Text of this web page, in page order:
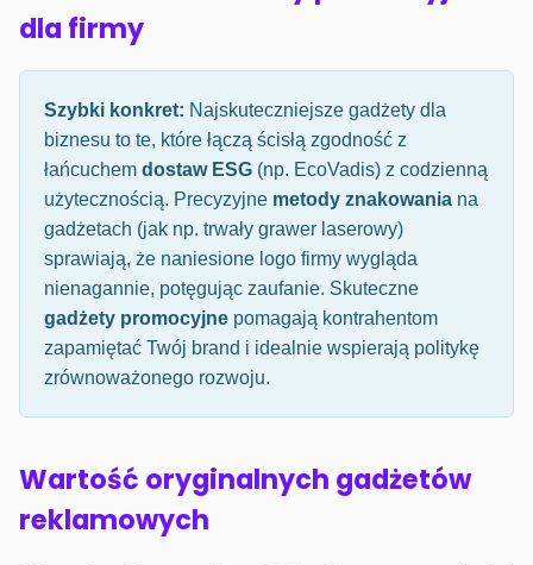
dla firmy
Szybki konkret: Najskuteczniejsze gadżety dla
biznesu to te, które łączą ścisłą zgodność z
łańcuchem dostaw ESG (np. EcoVadis) z codzienną
użytecznością. Precyzyjne metody znakowania na
gadżetach (jak np. trwały grawer laserowy)
sprawiają, że naniesione logo firmy wygląda
nienagannie, potęgując zaufanie. Skuteczne
gadżety promocyjne pomagają kontrahentom
zapamiętać Twój brand i idealnie wspierają politykę
zrównoważonego rozwoju.
Wartość oryginalnych gadżetów
reklamowych